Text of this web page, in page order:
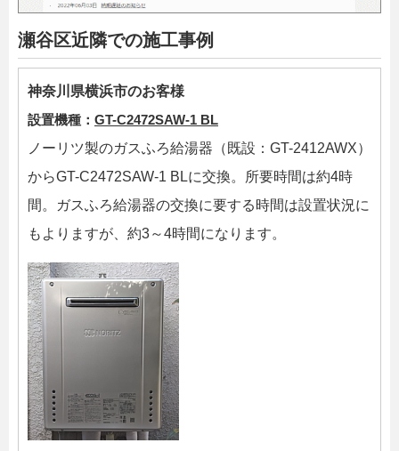
瀬谷区近隣での施工事例
神奈川県横浜市のお客様
設置機種： GT-C2472SAW-1 BL
ノーリツ製のガスふろ給湯器（既設：GT-2412AWX）
からGT-C2472SAW-1 BLに交換。所要時間は約4時
間。ガスふろ給湯器の交換に要する時間は設置状況に
もよりますが、約3～4時間になります。